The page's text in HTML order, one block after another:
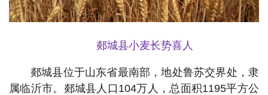
郯城县小麦长势喜人
郯城县位于山东省最南部，地处鲁苏交界处，隶
属临沂市。郯城县人口104万人，总面积1195平方公